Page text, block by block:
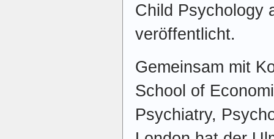
Child Psychology
veröffentlicht.
Gemeinsam mit
School of
Psychiatry,